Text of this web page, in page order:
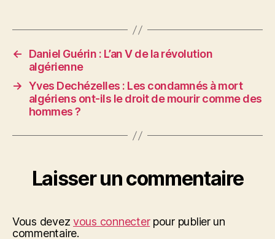
←
Daniel Guérin : L’an V de la révolution
algérienne
→ Yves Dechézelles : Les condamnés à mort
algériens ont-ils le droit de mourir comme des
hommes ?
Laisser un commentaire
Vous devezvous connecterpour publier un
commentaire.